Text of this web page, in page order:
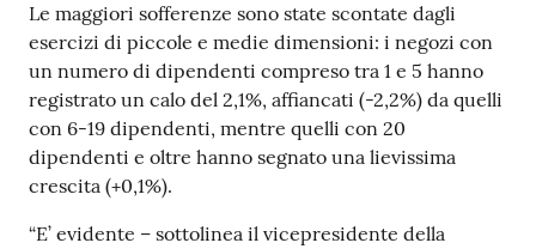
Seguici
su
Le maggiori sofferenze sono state scontate dagli
esercizi di piccole e medie dimensioni: i negozi con
un numero di dipendenti compreso tra 1 e 5 hanno
registrato un calo del 2,1%, affiancati (-2,2%) da quelli
con 6-19 dipendenti, mentre quelli con 20
dipendenti e oltre hanno segnato una lievissima
crescita (+0,1%).
“E’ evidente – sottolinea il vicepresidente della